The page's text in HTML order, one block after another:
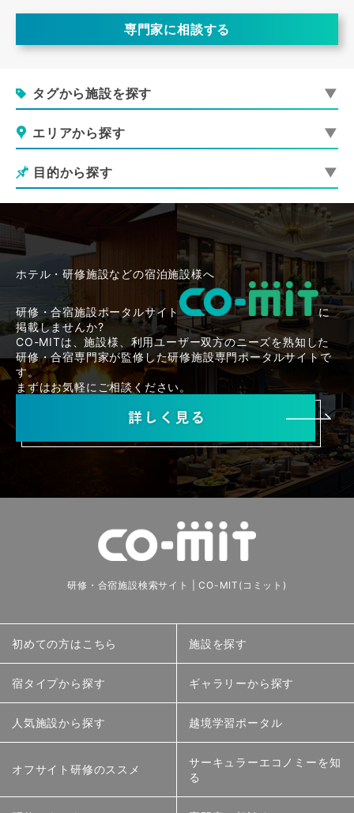
専門家に相談する
タグから施設を探す
エリアから探す
目的から探す
ホテル・研修施設などの宿泊施設様へ
研修・合宿施設ポータルサイト
に
掲載しませんか?
CO-MITは、施設様、利用ユーザー双方のニーズを熟知した
研修・合宿専門家が監修した研修施設専門ポータルサイトで
す。
まずはお気軽にご相談ください。
研修・合宿施設検索サイト | CO-MIT(コミット)
初めての方はこちら 施設を探す
宿タイプから探す ギャラリーから探す
人気施設から探す 越境学習ポータル
オフサイト研修のススメ
サーキュラーエコノミーを知
る